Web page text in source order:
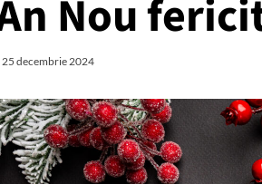
Nou
25 decembrie 2024